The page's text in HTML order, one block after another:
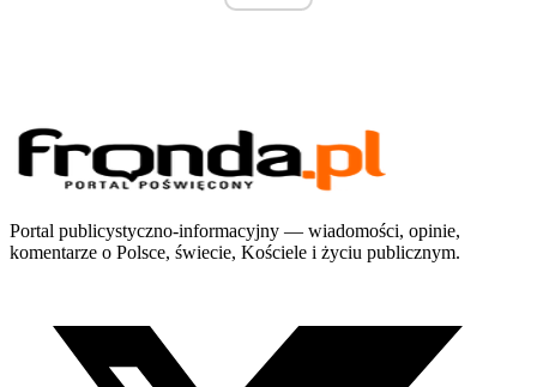
Portal publicystyczno-informacyjny — wiadomości, opinie,
komentarze o Polsce, świecie, Kościele i życiu publicznym.